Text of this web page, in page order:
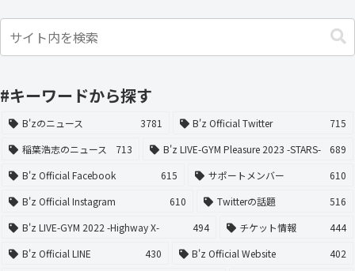
#キーワードから探す
B'zのニュース 3781 B'z Official Twitter
715
稲葉浩志のニュース
713 B'z LIVE-GYM Pleasure 2023 -STARS-
689
B'z Official Facebook
615 サポートメンバー
610
B'z Official Instagram
610 Twitterの話題
516
B'z LIVE-GYM 2022 -Highway X-
494 チケット情報
444
B'z Official LINE
430 B'z Official Website
402